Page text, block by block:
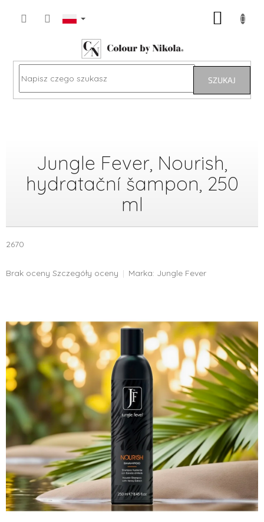
SZUKAJ
Jungle Fever, Nourish,
hydratační šampon, 250
ml
2670
Średnia
na
5
gwiazdek.
Brak oceny Szczegóły oceny Marka: Jungle Fever